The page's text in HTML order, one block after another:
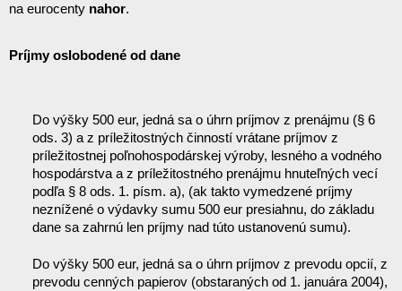
na eurocenty nahor.
Príjmy oslobodené od dane
Do výšky 500 eur, jedná sa o úhrn príjmov z prenájmu (§ 6
ods. 3) a z príležitostných činností vrátane príjmov z
príležitostnej poľnohospodárskej výroby, lesného a vodného
hospodárstva a z príležitostného prenájmu hnuteľných vecí
podľa § 8 ods. 1. písm. a), (ak takto vymedzené príjmy
neznížené o výdavky sumu 500 eur presiahnu, do základu
dane sa zahrnú len príjmy nad túto ustanovenú sumu).
Do výšky 500 eur, jedná sa o úhrn príjmov z prevodu opcií, z
prevodu cenných papierov (obstaraných od 1. januára 2004),